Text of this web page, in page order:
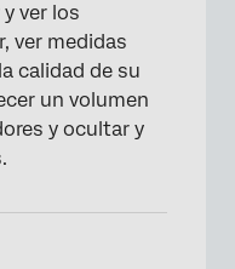
en un Tablero
en los
modelo
ver los
ver medidas
calidad de su
un volumen
y ocultar y